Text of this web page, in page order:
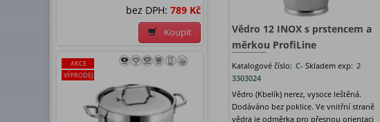
bez DPH: 789 Kč
Koupit
AKCE
VÝPRODEJ
Vědro 12 INOX s prstencem a
měrkou ProfiLine
Katalogové číslo: C-
3303024
Skladem exp: 2
Vědro (Kbelík) nerez, vysoce leštěná.
Dodáváno bez poklice. Ve vnitřní straně
vědra je odměrka pro přesnou orientaci